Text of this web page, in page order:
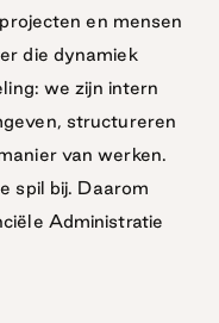
en mensen
die dynamiek
we zijn intern
structureren
van werken.
spil bij. Daarom
Administratie